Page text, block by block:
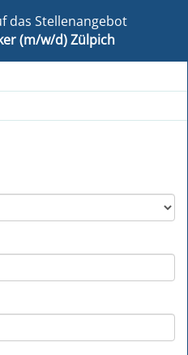
das Stellenangebot
(m/w/d) Zülpich